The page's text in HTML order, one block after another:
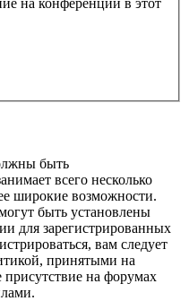
на конференции в этот
быть
всего несколько
широкие возможности.
быть установлены
для зарегистрированных
вам следует
принятыми на
на форумах